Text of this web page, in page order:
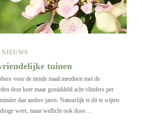
NIEUWS
tuinen
voor de tiende maal meedoen met de
deze keer maar gemiddeld acht vlinders per
dan andere jaren. Natuurlijk is dit te wijten
weer, maar wellicht ook door…